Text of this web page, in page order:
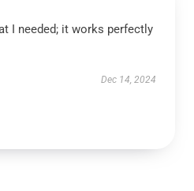
I needed; it works perfectly
Dec 14, 2024